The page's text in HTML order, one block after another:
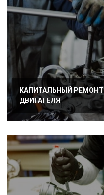
КАПИТАЛЬНЫЙ РЕМОНТ
ДВИГАТЕЛЯ